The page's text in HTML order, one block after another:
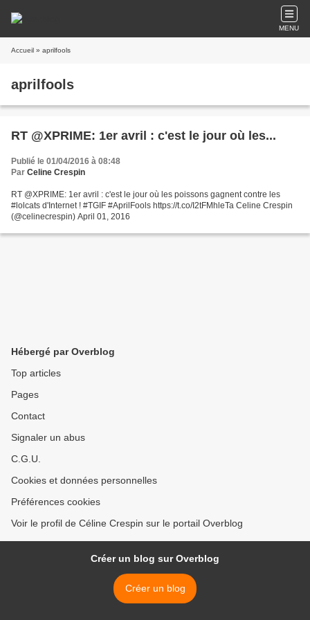
MENU
Accueil » aprilfools
aprilfools
RT @XPRIME: 1er avril : c'est le jour où les...
Publié le 01/04/2016 à 08:48
Par Celine Crespin
RT @XPRIME: 1er avril : c'est le jour où les poissons gagnent contre les
#lolcats d'Internet ! #TGIF #AprilFools https://t.co/I2tFMhleTa Celine Crespin
(@celinecrespin) April 01, 2016
Hébergé par Overblog
Top articles
Pages
Contact
Signaler un abus
C.G.U.
Cookies et données personnelles
Préférences cookies
Voir le profil de Céline Crespin sur le portail Overblog
Créer un blog sur Overblog
Créer un blog